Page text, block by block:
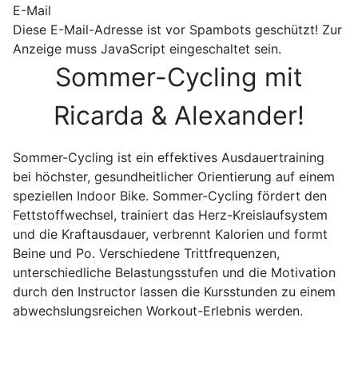
E-Mail
Diese E-Mail-Adresse ist vor Spambots geschützt! Zur
Anzeige muss JavaScript eingeschaltet sein.
Sommer-Cycling mit
Ricarda & Alexander!
Sommer-Cycling ist ein effektives Ausdauertraining
bei höchster, gesundheitlicher Orientierung auf einem
speziellen Indoor Bike. Sommer-Cycling fördert den
Fettstoffwechsel, trainiert das Herz-Kreislaufsystem
und die Kraftausdauer, verbrennt Kalorien und formt
Beine und Po. Verschiedene Trittfrequenzen,
unterschiedliche Belastungsstufen und die Motivation
durch den Instructor lassen die Kursstunden zu einem
abwechslungsreichen Workout-Erlebnis werden.